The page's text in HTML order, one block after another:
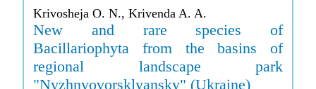
Krivosheja O. N., Krivenda A. A.
New and rare species of
Bacillariophyta from the basins of
regional landscape park
"Nyzhnyovorsklyansky" (Ukraine)